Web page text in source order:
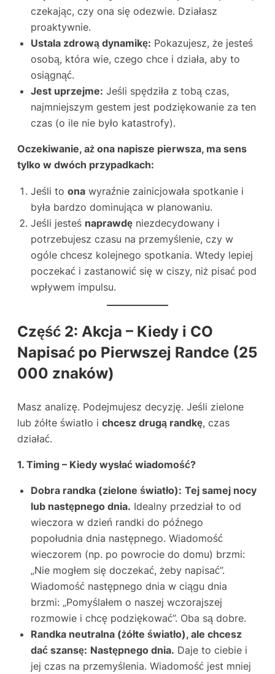
czekając, czy ona się odezwie. Działasz
proaktywnie.
Ustala zdrową dynamikę: Pokazujesz, że jesteś
osobą, która wie, czego chce i działa, aby to
osiągnąć.
Jest uprzejme: Jeśli spędziła z tobą czas,
najmniejszym gestem jest podziękowanie za ten
czas (o ile nie było katastrofy).
Oczekiwanie, aż ona napisze pierwsza, ma sens
tylko w dwóch przypadkach:
Jeśli to ona wyraźnie zainicjowała spotkanie i
była bardzo dominująca w planowaniu.
Jeśli jesteś naprawdę niezdecydowany i
potrzebujesz czasu na przemyślenie, czy w
ogóle chcesz kolejnego spotkania. Wtedy lepiej
poczekać i zastanowić się w ciszy, niż pisać pod
wpływem impulsu.
Część 2: Akcja – Kiedy i CO
Napisać po Pierwszej Randce (25
000 znaków)
Masz analizę. Podejmujesz decyzję. Jeśli zielone
lub żółte światło i chcesz drugą randkę, czas
działać.
1. Timing – Kiedy wysłać wiadomość?
Dobra randka (zielone światło): Tej samej nocy
lub następnego dnia. Idealny przedział to od
wieczora w dzień randki do późnego
popołudnia dnia następnego. Wiadomość
wieczorem (np. po powrocie do domu) brzmi:
„Nie mogłem się doczekać, żeby napisać”.
Wiadomość następnego dnia w ciągu dnia
brzmi: „Pomyślałem o naszej wczorajszej
rozmowie i chcę podziękować”. Oba są dobre.
Randka neutralna (żółte światło), ale chcesz
dać szansę: Następnego dnia. Daje to ciebie i
jej czas na przemyślenia. Wiadomość jest mniej